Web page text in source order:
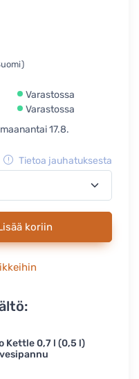
Varastossa
Varastossa
17.8.
Tietoa jauhatuksesta
koriin
Kettle 0,7 l (0,5 l)